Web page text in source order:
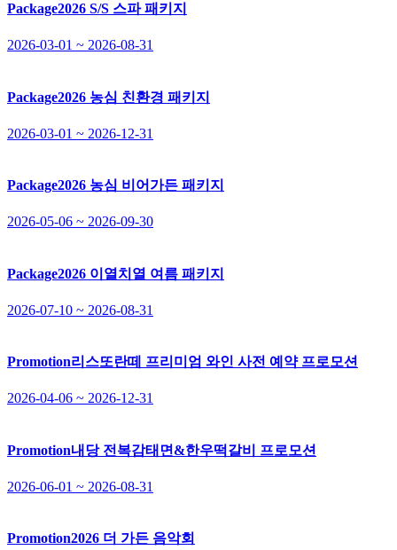
Package2026 S/S 스파 패키지
2026-03-01 ~ 2026-08-31
Package2026 농심 친환경 패키지
2026-03-01 ~ 2026-12-31
Package2026 농심 비어가든 패키지
2026-05-06 ~ 2026-09-30
Package2026 이열치열 여름 패키지
2026-07-10 ~ 2026-08-31
Promotion리스또란떼 프리미엄 와인 사전 예약 프로모션
2026-04-06 ~ 2026-12-31
Promotion내당 전복감태면&한우떡갈비 프로모션
2026-06-01 ~ 2026-08-31
Promotion2026 더 가든 음악회